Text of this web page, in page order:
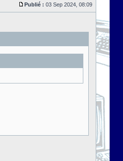
Publié : 03 Sep 2024, 08:09